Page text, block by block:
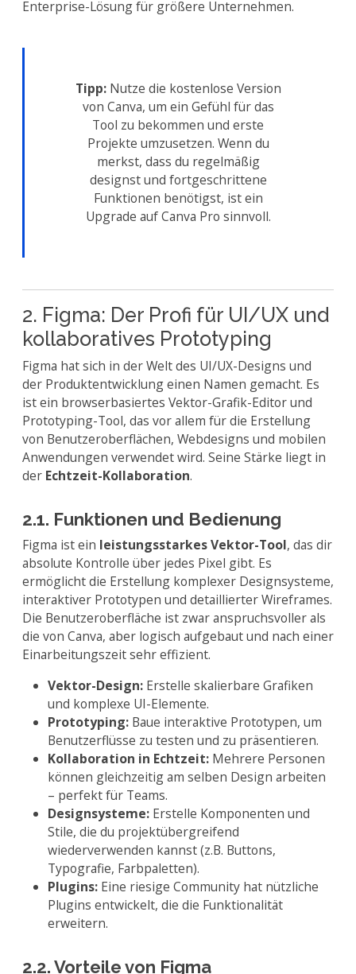
Enterprise-Lösung für größere Unternehmen.
Tipp:Nutze die kostenlose Version
von Canva, um ein Gefühl für das
Tool zu bekommen und erste
Projekte umzusetzen. Wenn du
merkst, dass du regelmäßig
designst und fortgeschrittene
Funktionen benötigst, ist ein
Upgrade auf Canva Pro sinnvoll.
2. Figma: Der Profi für UI/UX und
kollaboratives Prototyping
Figma hat sich in der Welt des UI/UX-Designs und
der Produktentwicklung einen Namen gemacht. Es
ist ein browserbasiertes Vektor-Grafik-Editor und
Prototyping-Tool, das vor allem für die Erstellung
von Benutzeroberflächen, Webdesigns und mobilen
Anwendungen verwendet wird. Seine Stärke liegt in
der Echtzeit-Kollaboration.
2.1. Funktionen und Bedienung
Figma ist ein leistungsstarkes Vektor-Tool, das dir
absolute Kontrolle über jedes Pixel gibt. Es
ermöglicht die Erstellung komplexer Designsysteme,
interaktiver Prototypen und detaillierter Wireframes.
Die Benutzeroberfläche ist zwar anspruchsvoller als
die von Canva, aber logisch aufgebaut und nach einer
Einarbeitungszeit sehr effizient.
Vektor-Design: Erstelle skalierbare Grafiken
und komplexe UI-Elemente.
Prototyping: Baue interaktive Prototypen, um
Benutzerflüsse zu testen und zu präsentieren.
Kollaboration in Echtzeit: Mehrere Personen
können gleichzeitig am selben Design arbeiten
– perfekt für Teams.
Designsysteme: Erstelle Komponenten und
Stile, die du projektübergreifend
wiederverwenden kannst (z.B. Buttons,
Typografie, Farbpaletten).
Plugins: Eine riesige Community hat nützliche
Plugins entwickelt, die die Funktionalität
erweitern.
2.2. Vorteile von Figma